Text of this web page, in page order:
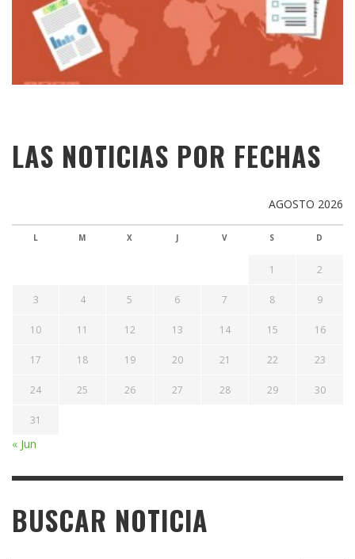
LAS NOTICIAS POR FECHAS
AGOSTO 2026
L M X J V S D
1 2
3 4 5 6 7 8 9
10 11 12 13 14 15 16
17 18 19 20 21 22 23
24 25 26 27 28 29 30
31
« Jun
BUSCAR NOTICIA